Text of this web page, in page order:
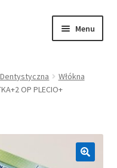
Menu
Włókna
OP PLECIO+